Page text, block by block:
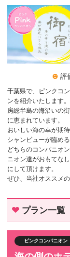
評
千葉県で、ピンクコ
ンを紹介いたします。
房総半島の海沿いの
に恵まれています。
おいしい海の幸が期
シャンビューが臨め
どちらのコンパニオ
ニオン達がおもてな
にして頂けます。
ぜひ、当社オススメ
プラン一覧
ピンクコンパニオン